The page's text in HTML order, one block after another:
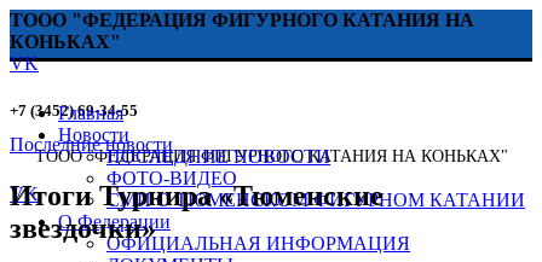
ТООО "ФЕДЕРАЦИЯ ФИГУРНОГО КАТАНИЯ НА
КОНЬКАХ"
VK
+7 (3452) 69-34-55
ТООО "ФЕДЕРАЦИЯ ФИГУРНОГО КАТАНИЯ НА КОНЬКАХ"
VK
Главная
Новости
ПОСЛЕДНИЕ НОВОСТИ
ФОТО-ВИДЕО
СМИ О ТЮМЕНСКОМ ФИГУРНОМ КАТАНИИ
О Федерации
ОФИЦИАЛЬНАЯ ИНФОРМАЦИЯ
Последние новости
Итоги Турнира «Тюменские
звездочки»